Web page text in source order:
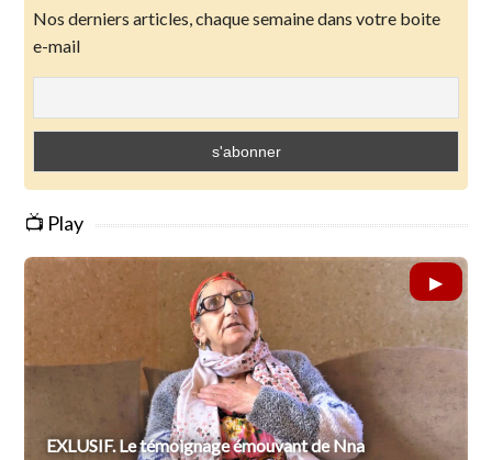
Nos derniers articles, chaque semaine dans votre boite
e-mail
📺 Play
EXLUSIF. Le témoignage émouvant de Nna